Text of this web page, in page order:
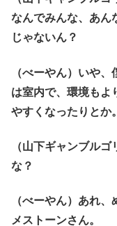
なんでみんな、あ
じゃないん？
（べーやん）いや
は室内で、環境もよ
やすくなったりとか。
（山下ギャンブル
な？
（べーやん）あれ
メストーンさん。